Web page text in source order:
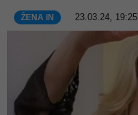
ŽENA iN 23.03.24,